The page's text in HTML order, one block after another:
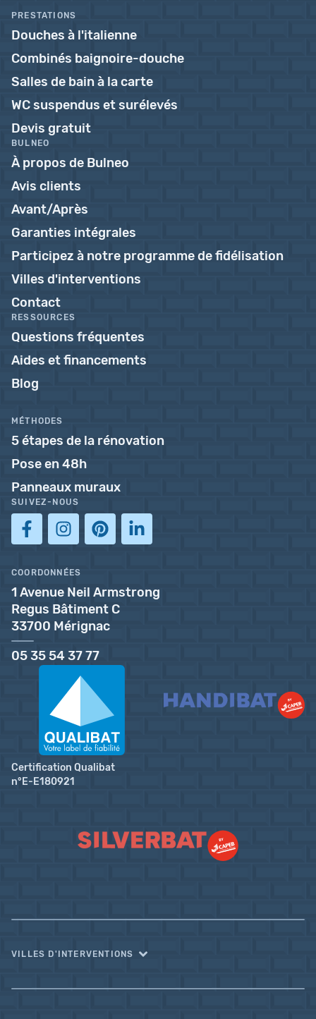
PRESTATIONS
Douches à l'italienne
Combinés baignoire-douche
Salles de bain à la carte
WC suspendus et surélevés
Devis gratuit
BULNEO
À propos de Bulneo
Avis clients
Avant/Après
Garanties intégrales
Participez à notre programme de fidélisation
Villes d'interventions
Contact
RESSOURCES
Questions fréquentes
Aides et financements
Blog
MÉTHODES
5 étapes de la rénovation
Pose en 48h
Panneaux muraux
SUIVEZ-NOUS
COORDONNÉES
1 Avenue Neil Armstrong
Regus Bâtiment C
33700 Mérignac
05 35 54 37 77
Certification Qualibat
n°E-E180921
VILLES D'INTERVENTIONS